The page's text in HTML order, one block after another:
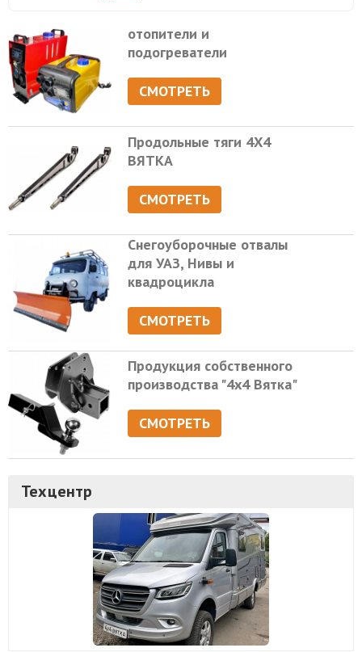
отопители и
подогреватели
СМОТРЕТЬ
Продольные тяги 4Х4
ВЯТКА
СМОТРЕТЬ
Снегоуборочные отвалы
для УАЗ, Нивы и
квадроцикла
СМОТРЕТЬ
Продукция собственного
производства "4х4 Вятка"
СМОТРЕТЬ
Техцентр